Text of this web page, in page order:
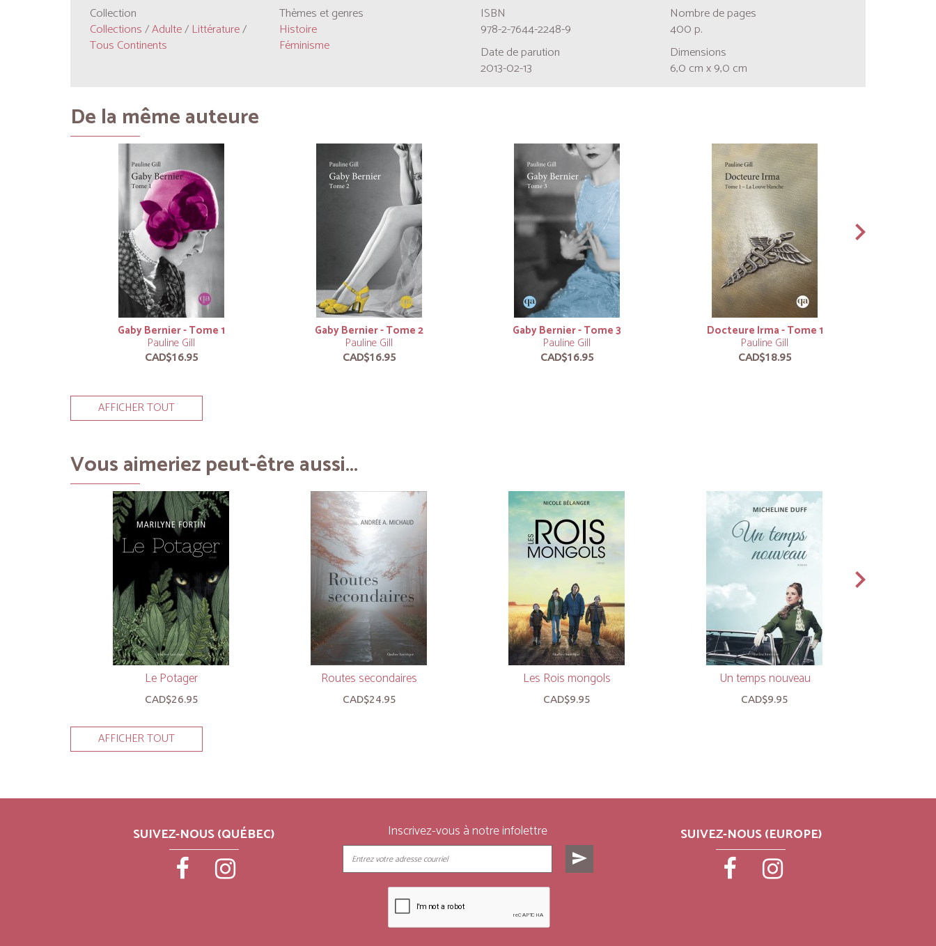
Collection
Collections/Adulte/ Littérature/
Tous Continents
Thèmes et genres
Histoire
Féminisme
ISBN
978-2-7644-2248-9
Date de parution
2013-02-13
Nombre de pages
400 p.
Dimensions
6,0 cm x 9,0 cm
De la même auteure
Gaby Bernier - Tome 1
Pauline Gill
CAD$16.95
Gaby Bernier - Tome 2
Pauline Gill
CAD$16.95
Gaby Bernier - Tome 3
Pauline Gill
CAD$16.95
Docteure Irma - Tome 1
Pauline Gill
CAD$18.95
AFFICHER TOUT
Vous aimeriez peut-être aussi...
Le Potager
CAD$26.95
Routes secondaires
CAD$24.95
Les Rois mongols
CAD$9.95
Un temps nouveau
CAD$9.95
AFFICHER TOUT
SUIVEZ-NOUS (QUÉBEC) Inscrivez-vous à notre infolettre
send
SUIVEZ-NOUS (EUROPE)